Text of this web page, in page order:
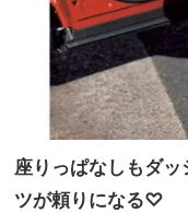
座りっぱなしもダ
ツが頼りになる♡